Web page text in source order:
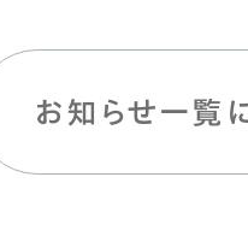
お知らせ一覧